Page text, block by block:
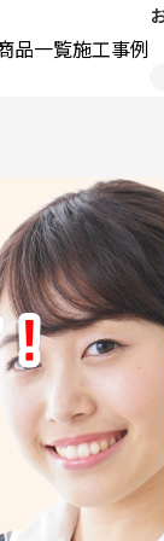
品一覧施工事例